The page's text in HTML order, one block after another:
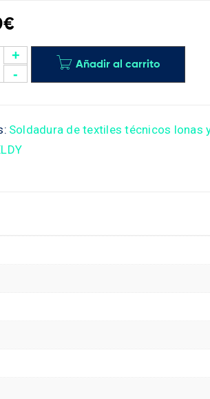
€
Añadir al carrito
Soldadura de textiles técnicos lonas